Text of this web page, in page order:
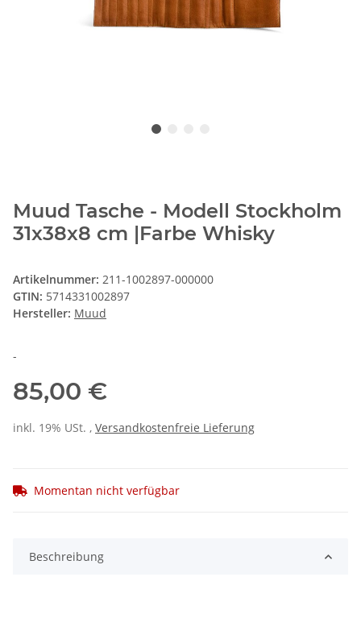
Muud Tasche - Modell Stockholm
31x38x8 cm |Farbe Whisky
Artikelnummer: 211-1002897-000000
GTIN: 5714331002897
Hersteller: Muud
-
85,00 €
inkl. 19% USt. , Versandkostenfreie Lieferung
Momentan nicht verfügbar
Beschreibung